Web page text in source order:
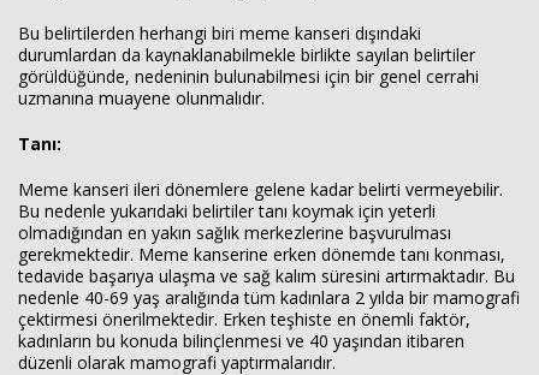
Bu belirtilerden herhangi biri meme kanseri dışındaki
durumlardan da kaynaklanabilmekle birlikte sayılan belirtiler
görüldüğünde, nedeninin bulunabilmesi için bir genel cerrahi
uzmanına muayene olunmalıdır.
Tanı:
Meme kanseri ileri dönemlere gelene kadar belirti vermeyebilir.
Bu nedenle yukarıdaki belirtiler tanı koymak için yeterli
olmadığından en yakın sağlık merkezlerine başvurulması
gerekmektedir. Meme kanserine erken dönemde tanı konması,
tedavide başarıya ulaşma ve sağ kalım süresini artırmaktadır. Bu
nedenle 40-69 yaş aralığında tüm kadınlara 2 yılda bir mamografi
çektirmesi önerilmektedir. Erken teşhiste en önemli faktör,
kadınların bu konuda bilinçlenmesi ve 40 yaşından itibaren
düzenli olarak mamografi yaptırmalarıdır.